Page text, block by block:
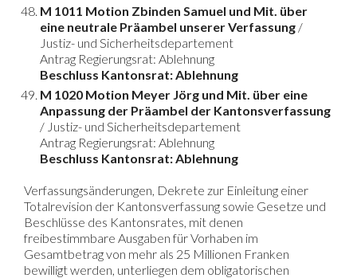
M 1011 Motion Zbinden Samuel und Mit. über
eine neutrale Präambel unserer Verfassung /
Justiz- und Sicherheitsdepartement
Antrag Regierungsrat: Ablehnung
Beschluss Kantonsrat: Ablehnung
M 1020 Motion Meyer Jörg und Mit. über eine
Anpassung der Präambel der Kantonsverfassung
/ Justiz- und Sicherheitsdepartement
Antrag Regierungsrat: Ablehnung
Beschluss Kantonsrat: Ablehnung
Verfassungsänderungen, Dekrete zur Einleitung einer
Totalrevision der Kantonsverfassung sowie Gesetze und
Beschlüsse des Kantonsrates, mit denen
freibestimmbare Ausgaben für Vorhaben im
Gesamtbetrag von mehr als 25 Millionen Franken
bewilligt werden, unterliegen dem obligatorischen